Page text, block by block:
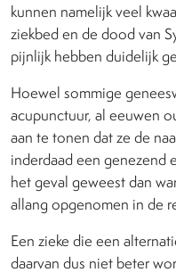
kunnen namelijk veel
ziekbed en de dood van
pijnlijk hebben duidelijk
Hoewel sommige
acupunctuur, al eeuwen
aan te tonen dat ze de
inderdaad een genezend
het geval geweest dan
allang opgenomen in de
Een zieke die een
daarvan dus niet beter